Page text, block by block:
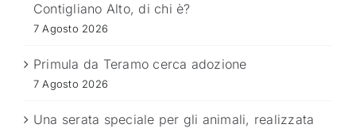
Contigliano Alto, di chi è?
7 Agosto 2026
Primula da Teramo cerca adozione
7 Agosto 2026
Una serata speciale per gli animali, realizzata